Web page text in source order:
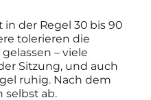
der Regel 30 bis 90
tolerieren die
– viele
Sitzung, und auch
ruhig. Nach dem
selbst ab.